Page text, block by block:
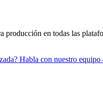
producción en todas las
Habla con nuestro equipo